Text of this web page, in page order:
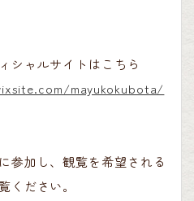
シャルサイトはこちら
mayukokubota/
参加し、観覧を希望される
ください。